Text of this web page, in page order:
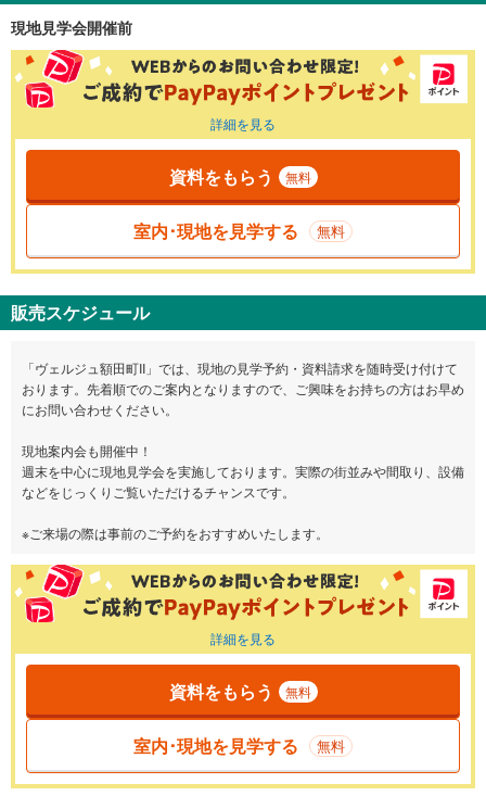
現地見学会開催前
詳細を見る
資料をもらう 無料
室内･現地を見学する 無料
販売スケジュール
「ヴェルジュ額田町II」では、現地の見学予約・資料請求を随時受け付けて
おります。先着順でのご案内となりますので、ご興味をお持ちの方はお早め
にお問い合わせください。
現地案内会も開催中！
週末を中心に現地見学会を実施しております。実際の街並みや間取り、設備
などをじっくりご覧いただけるチャンスです。
※ご来場の際は事前のご予約をおすすめいたします。
詳細を見る
資料をもらう 無料
室内･現地を見学する 無料